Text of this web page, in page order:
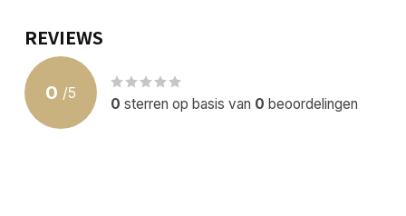
REVIEWS
0 /5
0 sterren op basis van 0 beoordelingen